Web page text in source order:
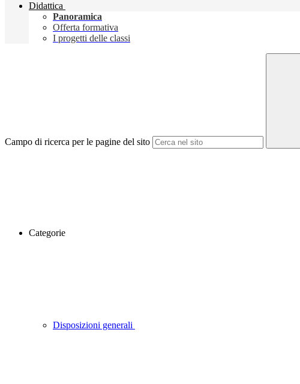
Didattica
Panoramica
Offerta formativa
I progetti delle classi
Campo di ricerca per le pagine del sito
Categorie
Disposizioni generali